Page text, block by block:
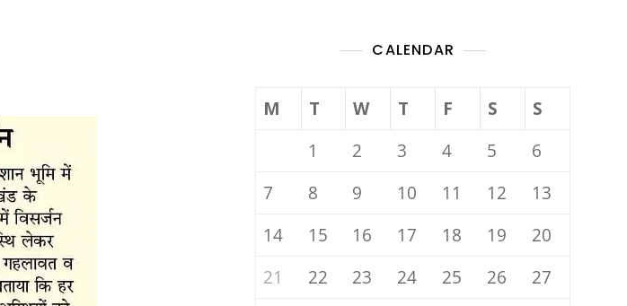
CALENDAR
M T W T F S
S
1
2 3 4 5
6
7
8 9 10 11 12
13
14
15 16 17 18 19
20
21
22 23 24 25 26
27